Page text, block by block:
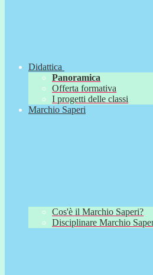
Didattica
Panoramica
Offerta formativa
I progetti delle classi
Marchio Saperi
Cos'è il Marchio Saperi?
Disciplinare Marchio